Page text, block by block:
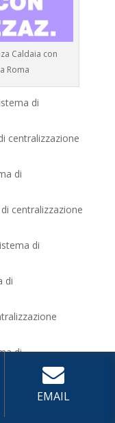
Caldaia con
Roma
di
centralizzazione
di
centralizzazione
di
di
di
EMAIL